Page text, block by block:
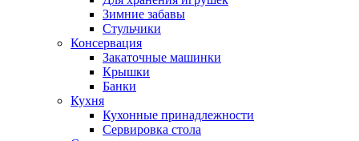
Зимние забавы
Стульчики
Консервация
Закаточные машинки
Крышки
Банки
Кухня
Кухонные принадлежности
Сервировка стола